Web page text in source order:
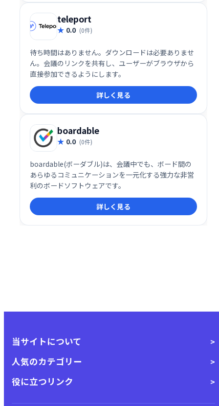
teleport
0.0 (0件)
待ち時間はありません。ダウンロードは必要ありませ
ん。会議のリンクを共有し、ユーザーがブラウザから
直接参加できるようにします。
詳しく見る
boardable
0.0 (0件)
boardable(ボーダブル)は、会議中でも、ボード間の
あらゆるコミュニケーションを一元化する強力な非営
利のボードソフトウェアです。
詳しく見る
当サイトについて
人気のカテゴリー
役に立つリンク